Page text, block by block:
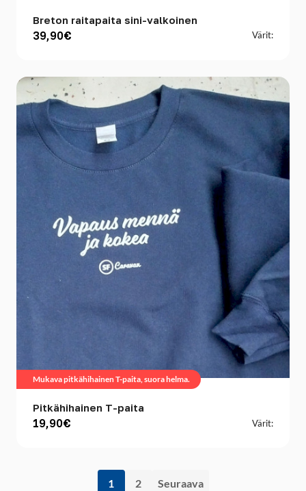
Breton raitapaita sini-valkoinen
39,90€ Värit:
Mukava pitkähihainen T-paita, suora helma.
Pitkähihainen T-paita
19,90€ Värit:
1 2 Seuraava